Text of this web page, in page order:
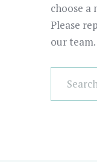
choose a
Please
our team.